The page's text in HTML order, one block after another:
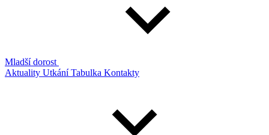
Mladší dorost
Aktuality UtkáníTabulka Kontakty